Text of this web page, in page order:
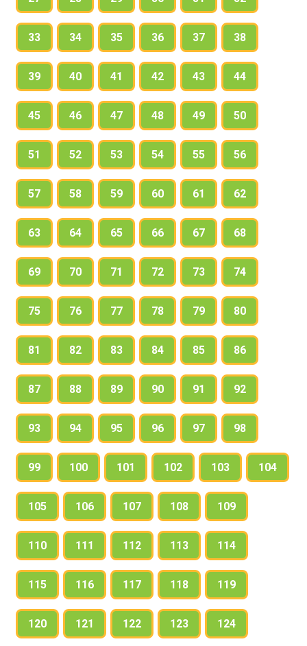
33 34 35 36 37 38
39 40 41 42 43 44
45 46 47 48 49 50
51 52 53 54 55 56
57 58 59 60 61 62
63 64 65 66 67 68
69 70 71 72 73 74
75 76 77 78 79 80
81 82 83 84 85 86
87 88 89 90 91 92
93 94 95 96 97 98
99 100 101 102 103 104
105 106 107 108 109
110 111 112 113 114
115 116 117 118 119
120 121 122 123 124